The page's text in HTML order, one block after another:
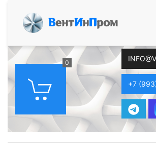
ВентИнПром
0
+7